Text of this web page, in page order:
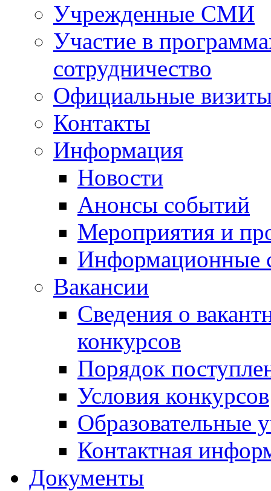
Учрежденные СМИ
Участие в
сотрудничество
Официальные
Контакты
Информация
Новости
Анонсы событий
Мероприятия и
Информационные
Вакансии
Сведения о
конкурсов
Порядок
Условия конкурсов
Образовательные
Контактная
Документы